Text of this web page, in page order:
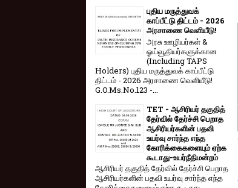
புதிய மருத்துவக்
காப்பீட்டு திட்டம் - 2026
அரசாணை வெளியீடு!
அரசு ஊழியர்கள் &
ஓய்வூதியர்களுக்கான
(Including TAPS
Holders) புதிய மருத்துவக் காப்பீட்டு
திட்டம் - 2026 அரசாணை வெளியீடு!
G.O.Ms.No.123 -...
TET - ஆசிரியர் தகுதித்
தேர்வில் தேர்ச்சி பெறாத
ஆசிரியர்களின் பதவி
உயர்வு சார்ந்த எந்த
கோரிக்கைகளையும் ஏற்க
கூடாது-உயர்நீதிமன்றம்
ஆசிரியர் தகுதித் தேர்வில் தேர்ச்சி பெறாத
ஆசிரியர்களின் பதவி உயர்வு சார்ந்த எந்த